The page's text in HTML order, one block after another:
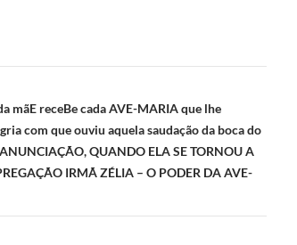
mãE receBe cada AVE-MARIA que lhe
com que ouviu aquela saudação da boca do
QUANDO ELA SE TORNOU A
IRMÃ ZÉLIA – O PODER DA AVE-